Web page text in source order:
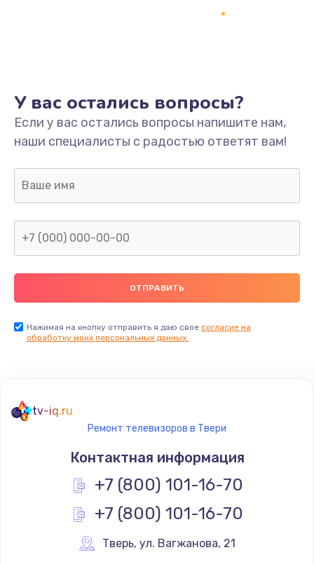
Не включается
1400 руб.
Заказать
Нет звука
800 руб.
Не видит флешку
400 руб.
Заказать
900 руб.
Заказать
900 руб.
У вас остались вопросы?
Если у вас остались вопросы напишите нам,
наши специалисты с радостью ответят вам!
Нажимая на кнопку отправить я даю свое согласие на
обработку моих персональных данных.
tv-iq.ru
Ремонт телевизоров в Твери
Контактная информация
+7 (800) 101-16-70
+7 (800) 101-16-70
Тверь, ул. Вагжанова, 21